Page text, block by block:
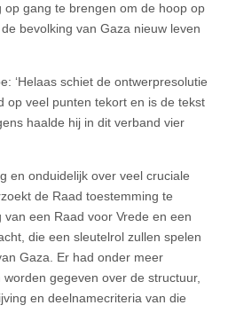
gang te brengen om de hoop op
bevolking van Gaza nieuw leven
‘Helaas schiet de ontwerpresolutie
op veel punten tekort en is de tekst
haalde hij in dit verband vier
en onduidelijk over veel cruciale
de Raad toestemming te
een Raad voor Vrede en een
die een sleutelrol zullen spelen
Gaza. Er had onder meer
gegeven over de structuur,
en deelnamecriteria van die